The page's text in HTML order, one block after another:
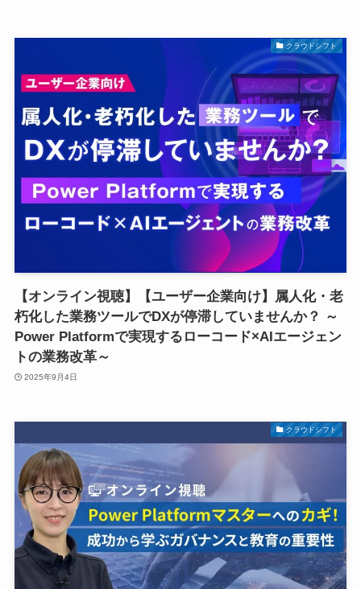
クラウドシフト
【オンライン視聴】【ユーザー企業向け】属人化・老
朽化した業務ツールでDXが停滞していませんか？ ～
Power Platformで実現するローコード×AIエージェン
トの業務改革～
2025年9月4日
クラウドシフト